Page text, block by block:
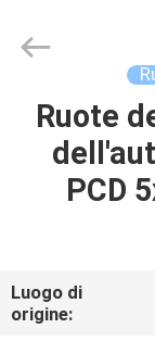
CASA
PRODOTTI
NOI
Rimax
Industry
Reserved.Ruote
PCD
Luogo di
origine: